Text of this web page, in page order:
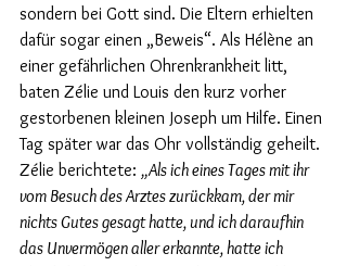
sondern bei Gott sind. Die Eltern erhielten
dafür sogar einen „Beweis“. Als Hélène an
einer gefährlichen Ohrenkrankheit litt,
baten Zélie und Louis den kurz vorher
gestorbenen kleinen Joseph um Hilfe. Einen
Tag später war das Ohr vollständig geheilt.
Zélie berichtete: „Als ich eines Tages mit ihr
vom Besuch des Arztes zurückkam, der mir
nichts Gutes gesagt hatte, und ich daraufhin
das Unvermögen aller erkannte, hatte ich